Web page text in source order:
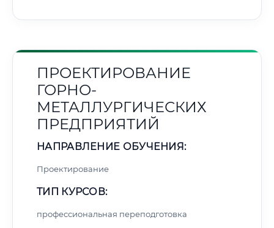
ПРОЕКТИРОВАНИЕ
ГОРНО-
МЕТАЛЛУРГИЧЕСКИХ
ПРЕДПРИЯТИЙ
НАПРАВЛЕНИЕ ОБУЧЕНИЯ:
Проектирование
ТИП КУРСОВ:
профессиональная переподготовка